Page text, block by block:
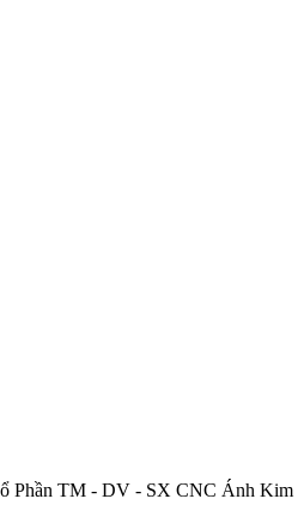
Phần TM - DV - SX CNC Ánh Kim